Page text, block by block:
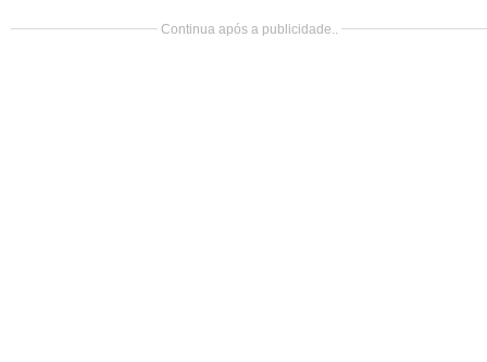
Continua após a publicidade..